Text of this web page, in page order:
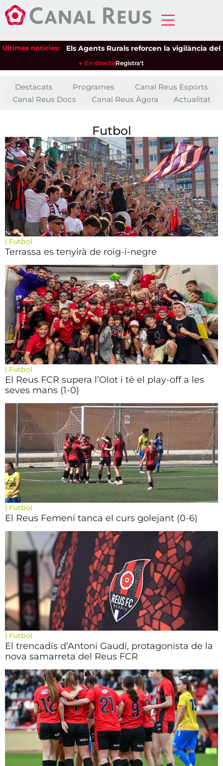
Últimes notícies:Els Agents Rurals reforcen la vigilància dels
En directeRegistra't
Destacats Programes
Canal Reus Esports
Canal Reus Docs
Canal Reus Àgora Actualitat
Futbol
| Futbol
Terrassa es tenyirà de roig-i-negre
| Futbol
El Reus FCR supera l’Olot i té el play-off a les
seves mans (1-0)
| Futbol
El Reus Femení tanca el curs golejant (0-6)
| Futbol
El trencadís d’Antoni Gaudí, protagonista de la
nova samarreta del Reus FCR